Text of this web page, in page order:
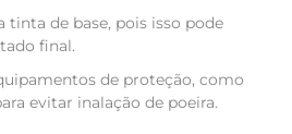
tinta de base, pois isso pode
final.
de proteção, como
evitar inalação de poeira.